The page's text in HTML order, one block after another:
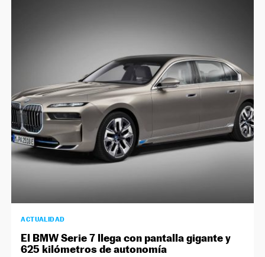
ACTUALIDAD
El BMW Serie 7 llega con pantalla gigante y
625 kilómetros de autonomía